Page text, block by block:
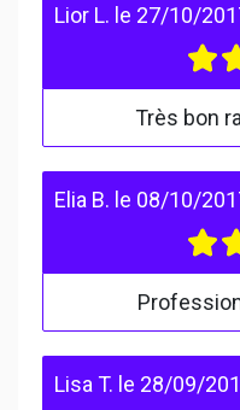
Lior L. le 27/10/
Très bon
Elia B. le 08/10/
Lisa T. le 28/09/